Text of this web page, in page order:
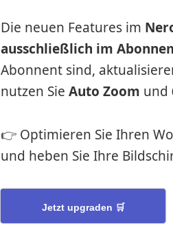
Die neuen Features im
ausschließlich im
Abonnent sind,
nutzen SieAuto Zoom und
👉 Optimieren Sie Ihren
und heben Sie Ihre
Jetzt upgraden 🛒